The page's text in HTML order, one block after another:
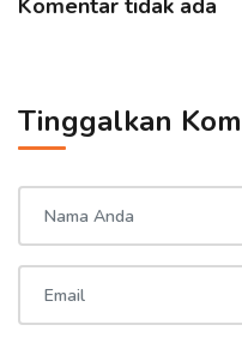
Komentar tidak ada
Tinggalkan